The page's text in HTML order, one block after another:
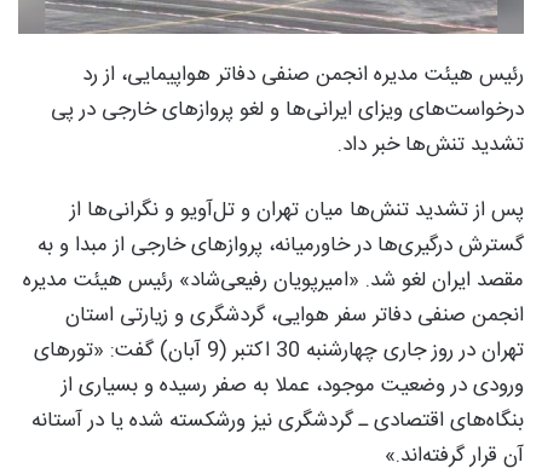
رئیس هیئت مدیره انجمن صنفی دفاتر هواپیمایی، از رد
درخواست‌های ویزای ایرانی‌ها و لغو پروازهای خارجی در پی
تشدید تنش‌ها خبر داد.
پس از تشدید تنش‌ها میان تهران و تل‌آویو و نگرانی‌ها از
گسترش درگیری‌ها در خاورمیانه، پروازهای خارجی از مبدا و به
مقصد ایران لغو شد. «امیرپویان رفیعی‌شاد» رئیس هیئت مدیره
انجمن صنفی دفاتر سفر هوایی، گردشگری و زیارتی استان
تهران در روز جاری چهارشنبه 30 اکتبر (9 آبان) گفت: «تورهای
ورودی در وضعیت موجود، عملا به صفر رسیده و بسیاری از
بنگاه‌های اقتصادی ـ گردشگری نیز ورشکسته شده یا در آستانه
آن قرار گرفته‌اند.»